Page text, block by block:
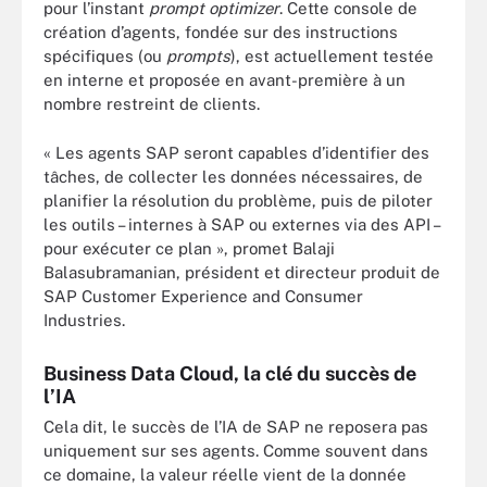
pour l’instant prompt optimizer. Cette console de
création d’agents, fondée sur des instructions
spécifiques (ou prompts), est actuellement testée
en interne et proposée en avant-première à un
nombre restreint de clients.
« Les agents SAP seront capables d’identifier des
tâches, de collecter les données nécessaires, de
planifier la résolution du problème, puis de piloter
les outils – internes à SAP ou externes via des API –
pour exécuter ce plan », promet Balaji
Balasubramanian, président et directeur produit de
SAP Customer Experience and Consumer
Industries.
Business Data Cloud, la clé du succès de
l’IA
Cela dit, le succès de l’IA de SAP ne reposera pas
uniquement sur ses agents. Comme souvent dans
ce domaine, la valeur réelle vient de la donnée